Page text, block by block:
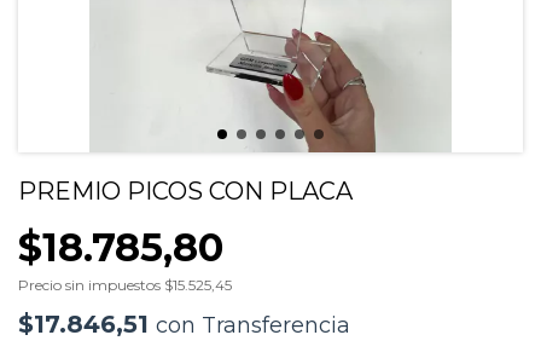
PREMIO PICOS CON PLACA
$18.785,80
Precio sin impuestos $15.525,45
$17.846,51 con Transferencia